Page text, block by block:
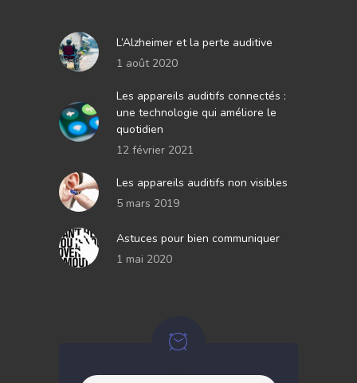
L’Alzheimer et la perte auditive
1 août 2020
Les appareils auditifs connectés :
une technologie qui améliore le
quotidien
12 février 2021
Les appareils auditifs non visibles
5 mars 2019
Astuces pour bien communiquer
1 mai 2020